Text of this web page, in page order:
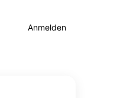
Anmelden